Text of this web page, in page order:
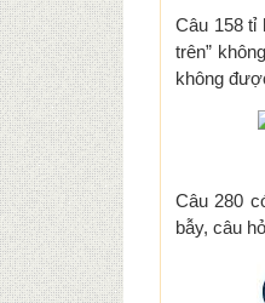
Câu 158 tỉ
trên”
không
Câu 280
bẫy, câu